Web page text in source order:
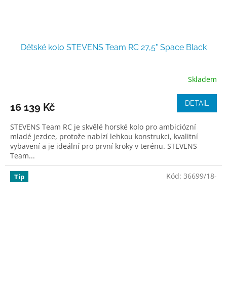
Dětské kolo STEVENS Team RC 27,5" Space Black
Skladem
16 139 Kč DETAIL
STEVENS Team RC je skvělé horské kolo pro ambiciózní
mladé jezdce, protože nabízí lehkou konstrukci, kvalitní
vybavení a je ideální pro první kroky v terénu. STEVENS
Team...
Tip Kód: 36699/18-